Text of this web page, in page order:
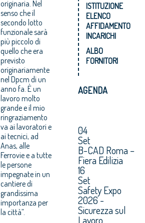
la città”.
ISTITUZIONE
ELENCO
AFFIDAMENTO
INCARICHI
ALBO
FORNITORI
AGENDA
04
Set
B-CAD Roma –
Fiera Edilizia
16
Set
Safety Expo
2026 -
Sicurezza sul
Lavoro